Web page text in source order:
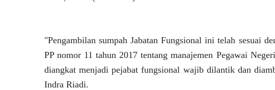
"Pengambilan sumpah Jabatan Fungsional ini telah sesuai
PP nomor 11 tahun 2017 tentang manajemen Pegawai
diangkat menjadi pejabat fungsional wajib dilantik dan
Indra Riadi.